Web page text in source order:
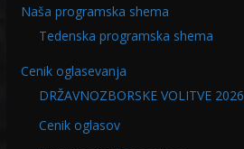
Naša programska shema
Tedenska programska shema
Cenik oglasevanja
DRŽAVNOZBORSKE VOLITVE 2026
Cenik oglasov